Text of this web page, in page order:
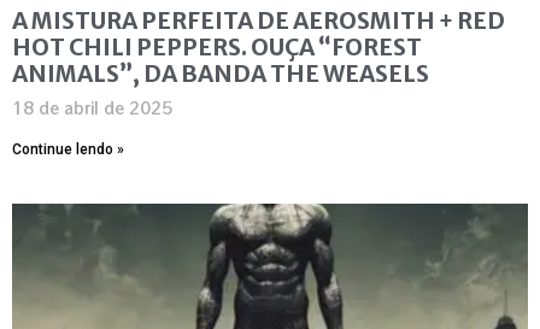
A MISTURA PERFEITA DE AEROSMITH + RED
HOT CHILI PEPPERS. OUÇA “FOREST
ANIMALS”, DA BANDA THE WEASELS
18 de abril de 2025
Continue lendo »